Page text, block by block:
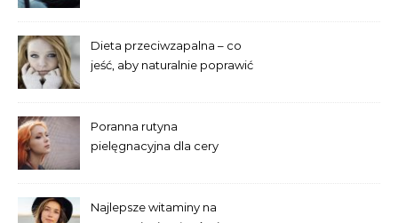
Dieta przeciwzapalna – co
jeść, aby naturalnie poprawić
Poranna rutyna
pielęgnacyjna dla cery
Najlepsze witaminy na